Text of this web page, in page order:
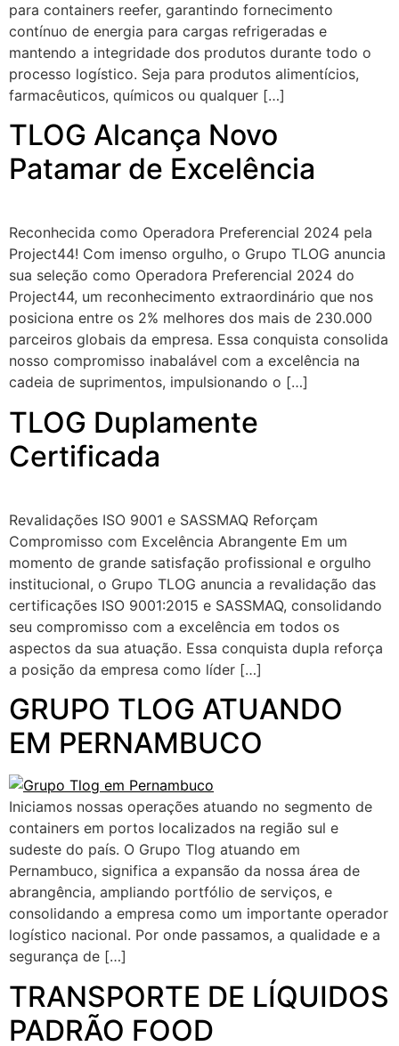
para containers reefer, garantindo fornecimento
contínuo de energia para cargas refrigeradas e
mantendo a integridade dos produtos durante todo o
processo logístico. Seja para produtos alimentícios,
farmacêuticos, químicos ou qualquer […]
TLOG Alcança Novo
Patamar de Excelência
Reconhecida como Operadora Preferencial 2024 pela
Project44! Com imenso orgulho, o Grupo TLOG anuncia
sua seleção como Operadora Preferencial 2024 do
Project44, um reconhecimento extraordinário que nos
posiciona entre os 2% melhores dos mais de 230.000
parceiros globais da empresa. Essa conquista consolida
nosso compromisso inabalável com a excelência na
cadeia de suprimentos, impulsionando o […]
TLOG Duplamente
Certificada
Revalidações ISO 9001 e SASSMAQ Reforçam
Compromisso com Excelência Abrangente Em um
momento de grande satisfação profissional e orgulho
institucional, o Grupo TLOG anuncia a revalidação das
certificações ISO 9001:2015 e SASSMAQ, consolidando
seu compromisso com a excelência em todos os
aspectos da sua atuação. Essa conquista dupla reforça
a posição da empresa como líder […]
GRUPO TLOG ATUANDO
EM PERNAMBUCO
Iniciamos nossas operações atuando no segmento de
containers em portos localizados na região sul e
sudeste do país. O Grupo Tlog atuando em
Pernambuco, significa a expansão da nossa área de
abrangência, ampliando portfólio de serviços, e
consolidando a empresa como um importante operador
logístico nacional. Por onde passamos, a qualidade e a
segurança de […]
TRANSPORTE DE LÍQUIDOS
PADRÃO FOOD